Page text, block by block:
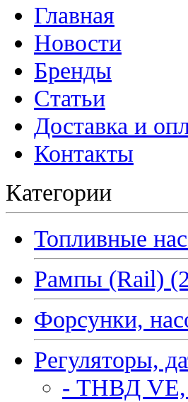
Главная
Новости
Бренды
Статьи
Доставка и
Контакты
Категории
Топливные
Рампы (Rail)
Форсунки,
Регуляторы,
- ТНВД VE,